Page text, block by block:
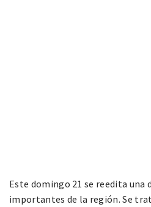
Este domingo 21 se reedita una
importantes de la región. Se